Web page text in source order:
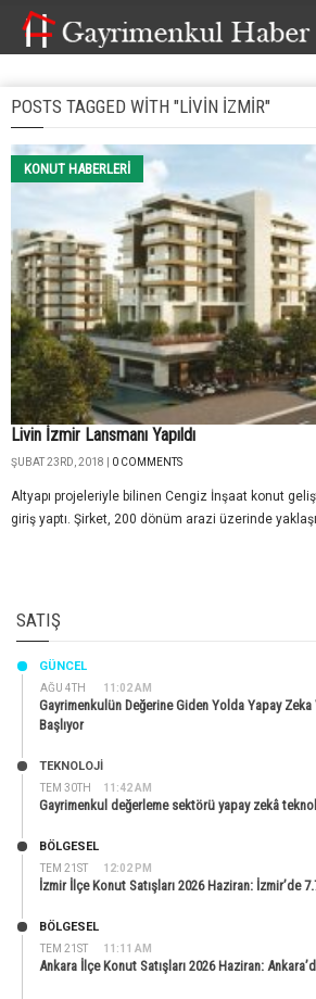
POSTS TAGGED WITH "LIVIN IZMIR"
KONUT HABERLERI
Livin İzmir Lansmanı Yapıldı
ŞUBAT 23RD, 2018 | 0 COMMENTS
Altyapı projeleriyle bilinen Cengiz İnşaat konut
giriş yaptı. Şirket, 200 dönüm arazi üzerinde
SATIŞ
AĞU 4TH 11:02 AM
GÜNCEL
Gayrimenkulün Değerine Giden Yolda Yapay
Başlıyor
TEM 30TH 11:42 AM
TEKNOLOJİ
Gayrimenkul değerleme sektörü yapay zekâ
TEM 21ST 12:02 PM
BÖLGESEL
İzmir İlçe Konut Satışları 2026 Haziran: İzmir’de
TEM 21ST 11:11 AM
BÖLGESEL
Ankara İlçe Konut Satışları 2026 Haziran: